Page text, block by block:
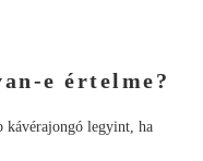
e értelme?
kávérajongó legyint, ha